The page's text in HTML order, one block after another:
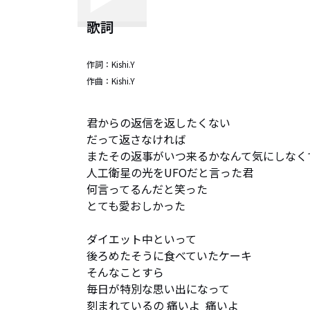
歌詞
作詞： Kishi.Y
作曲： Kishi.Y
君からの返信を返したくない
だって返さなければ
またその返事がいつ来るかなんて気にしな
人工衛星の光をUFOだと言った君
何言ってるんだと笑った
とても愛おしかった
ダイエット中といって
後ろめたそうに食べていたケーキ
そんなことすら
毎日が特別な思い出になって
刻まれているの 痛いよ  痛いよ